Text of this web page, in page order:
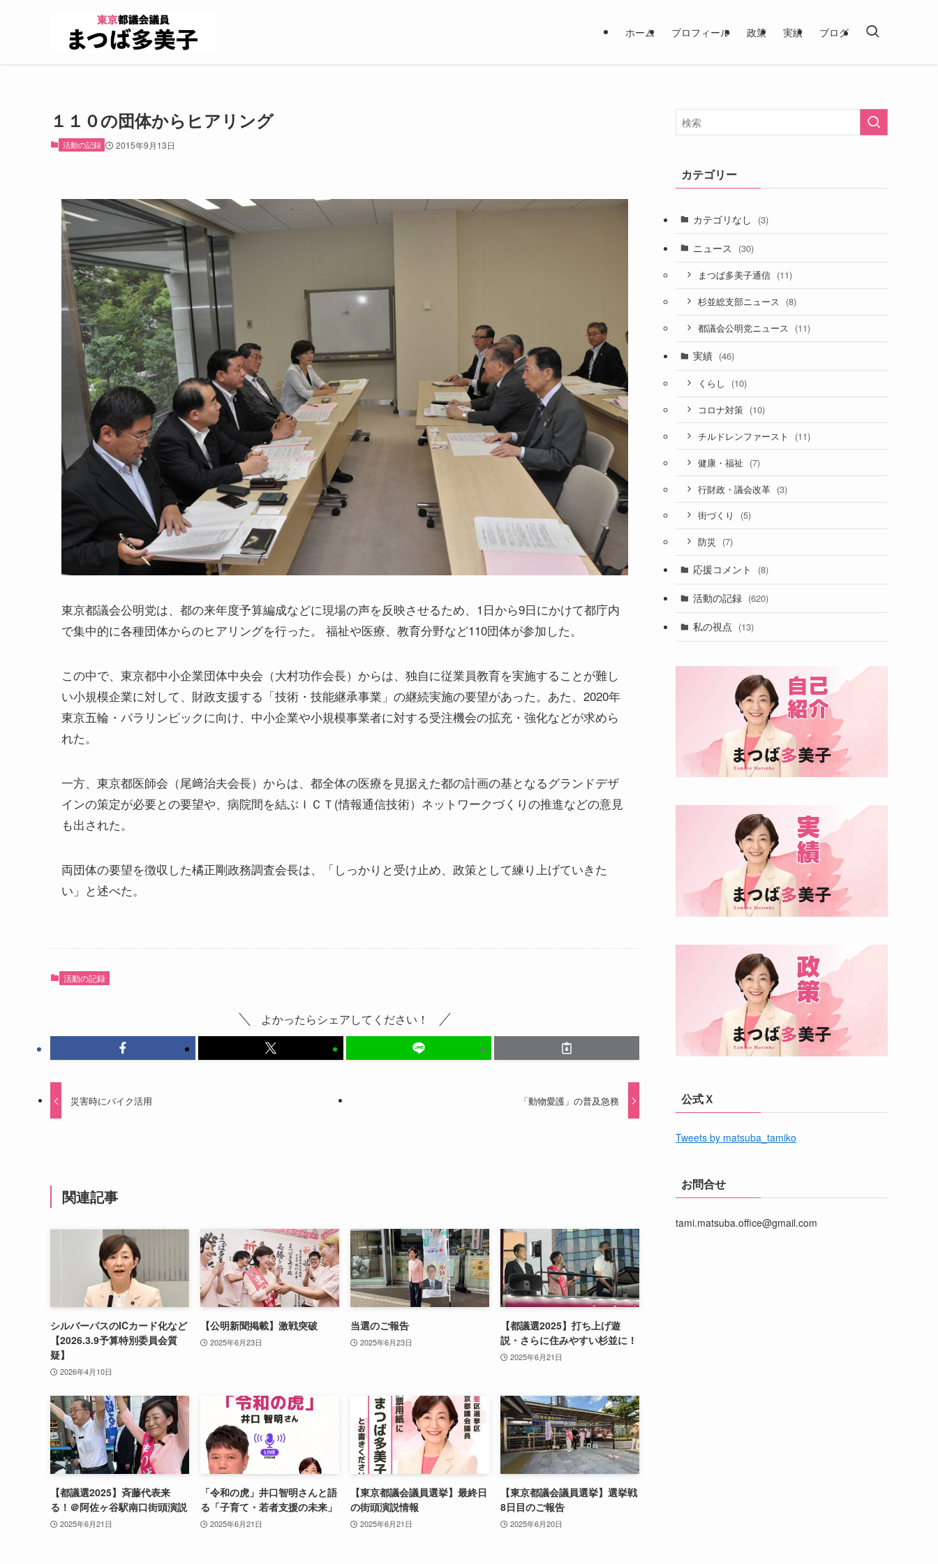
ホーム プロフィール 政策 実績 ブログ
１１０の団体からヒアリング
活動の記録 2015年9月13日
東京都議会公明党は、都の来年度予算編成などに現場の声を反映させるため、1日から9日にかけて都庁内
で集中的に各種団体からのヒアリングを行った。 福祉や医療、教育分野など110団体が参加した。
この中で、東京都中小企業団体中央会（大村功作会長）からは、独自に従業員教育を実施することが難し
い小規模企業に対して、財政支援する「技術・技能継承事業」の継続実施の要望があった。あた、2020年
東京五輪・パラリンピックに向け、中小企業や小規模事業者に対する受注機会の拡充・強化などが求めら
れた。
一方、東京都医師会（尾﨑治夫会長）からは、都全体の医療を見据えた都の計画の基となるグランドデザ
インの策定が必要との要望や、病院間を結ぶＩＣＴ(情報通信技術）ネットワークづくりの推進などの意見
も出された。
両団体の要望を徴収した橘正剛政務調査会長は、「しっかりと受け止め、政策として練り上げていきた
い」と述べた。
活動の記録
よかったらシェアしてください！
災害時にバイク活用 「動物愛護」の普及急務
関連記事
シルバーパスのICカード化など
【2026.3.9予算特別委員会質
疑】
2026年4月10日
【公明新聞掲載】激戦突破
2025年6月23日
当選のご報告
2025年6月23日
【都議選2025】打ち上げ遊
説・さらに住みやすい杉並に！
2025年6月21日
【都議選2025】斉藤代表来
る！＠阿佐ヶ谷駅南口街頭演説
2025年6月21日
「令和の虎」井口智明さんと語
る「子育て・若者支援の未来」
2025年6月21日
【東京都議会議員選挙】最終日
の街頭演説情報
2025年6月21日
【東京都議会議員選挙】選挙戦
8日目のご報告
2025年6月20日
カテゴリー
カテゴリなし (3)
ニュース (30)
まつば多美子通信 (11)
杉並総支部ニュース (8)
都議会公明党ニュース (11)
実績 (46)
くらし (10)
コロナ対策 (10)
チルドレンファースト (11)
健康・福祉 (7)
行財政・議会改革 (3)
街づくり (5)
防災 (7)
応援コメント (8)
活動の記録 (620)
私の視点 (13)
公式Ｘ
Tweets by matsuba_tamiko
お問合せ
tami.matsuba.office@gmail.com